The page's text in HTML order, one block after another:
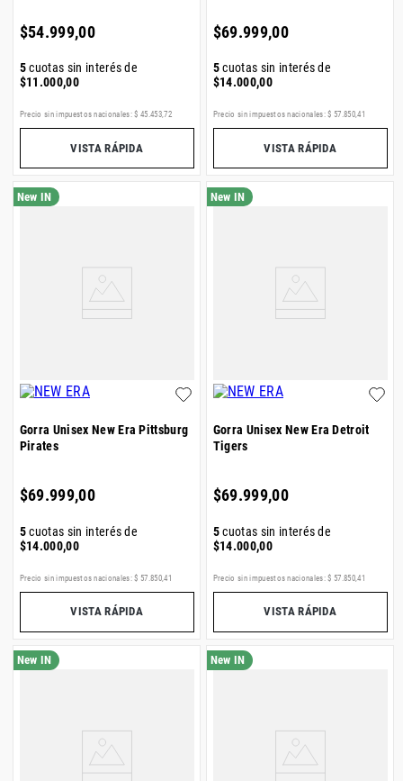
$54.999,00
5cuotas sin interés de
$11 .000,00
Precio sin impuestos nacionales: $ 45 453,72
VISTA RÁPIDA
$69.999,00
5cuotas sin interés de
$14.000,00
Precio sin impuestos nacionales: $ 57 850,41
VISTA RÁPIDA
Gorra Unisex New Era Pittsburg
Pirates
$69.999,00
5cuotas sin interés de
$14.000,00
Precio sin impuestos nacionales: $ 57 850,41
VISTA RÁPIDA
Gorra Unisex New Era Detroit
Tigers
$69.999,00
5cuotas sin interés de
$14.000,00
Precio sin impuestos nacionales: $ 57 850,41
VISTA RÁPIDA